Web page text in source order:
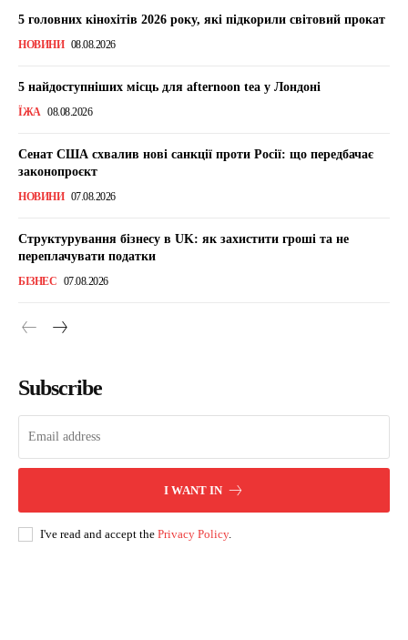
5 головних кінохітів 2026 року, які підкорили світовий прокат
НОВИНИ 08.08.2026
5 найдоступніших місць для afternoon tea у Лондоні
ЇЖА 08.08.2026
Сенат США схвалив нові санкції проти Росії: що передбачає
законопроєкт
НОВИНИ 07.08.2026
Структурування бізнесу в UK: як захистити гроші та не
переплачувати податки
БІЗНЕС 07.08.2026
Subscribe
I WANT IN
I've read and accept the Privacy Policy.